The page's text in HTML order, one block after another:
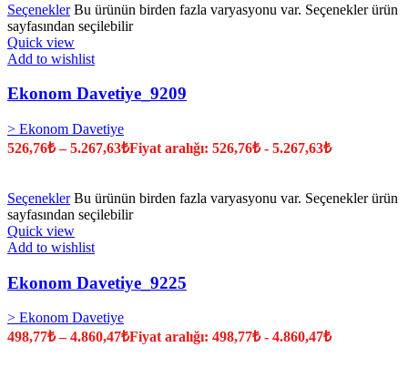
Seçenekler Bu ürünün birden fazla varyasyonu var. Seçenekler ürün
sayfasından seçilebilir
Quick view
Add to wishlist
Ekonom Davetiye_9209
> Ekonom Davetiye
526,76₺ –5.267,63₺Fiyat aralığı: 526,76₺ - 5.267,63₺
Seçenekler Bu ürünün birden fazla varyasyonu var. Seçenekler ürün
sayfasından seçilebilir
Quick view
Add to wishlist
Ekonom Davetiye_9225
> Ekonom Davetiye
498,77₺ –4.860,47₺Fiyat aralığı: 498,77₺ - 4.860,47₺